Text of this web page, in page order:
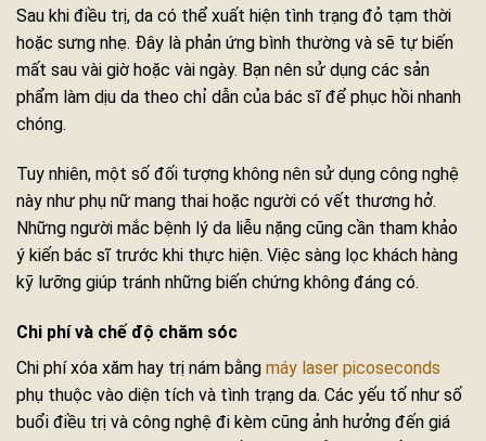
Sau khi điều trị, da có thể xuất hiện tình trạng đỏ tạm thời
hoặc sưng nhẹ. Đây là phản ứng bình thường và sẽ tự biến
mất sau vài giờ hoặc vài ngày. Bạn nên sử dụng các sản
phẩm làm dịu da theo chỉ dẫn của bác sĩ để phục hồi nhanh
chóng.
Tuy nhiên, một số đối tượng không nên sử dụng công nghệ
này như phụ nữ mang thai hoặc người có vết thương hở.
Những người mắc bệnh lý da liễu nặng cũng cần tham khảo
ý kiến bác sĩ trước khi thực hiện. Việc sàng lọc khách hàng
kỹ lưỡng giúp tránh những biến chứng không đáng có.
Chi phí và chế độ chăm sóc
Chi phí xóa xăm hay trị nám bằng máy laser picoseconds
phụ thuộc vào diện tích và tình trạng da. Các yếu tố như số
buổi điều trị và công nghệ đi kèm cũng ảnh hưởng đến giá